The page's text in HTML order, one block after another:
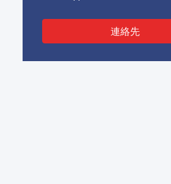
連絡先